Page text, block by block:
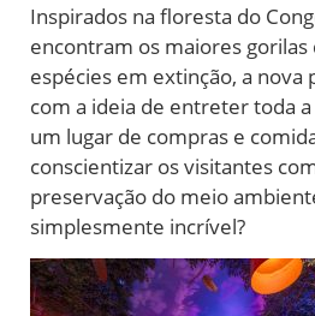
Inspirados na floresta do
encontram os maiores
espécies em extinção, a nova
com a ideia de entreter toda
um lugar de compras e
conscientizar os visitantes
preservação do meio
simplesmente incrível?